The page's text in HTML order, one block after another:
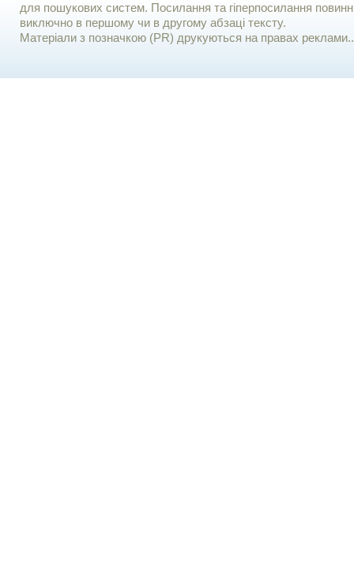
для пошукових систем. Посилання та гіперпосилання
виключно в першому чи в другому абзаці тексту.
Матеріали з позначкою (PR) друкуються на правах реклами..